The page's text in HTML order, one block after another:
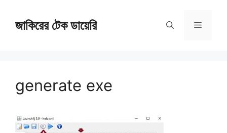
জাকিরের টেক ডায়েরি Menu
generate exe